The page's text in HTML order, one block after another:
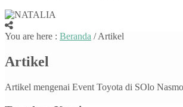
You are here : Beranda /Artikel
Artikel
Artikel mengenai Event Toyota di SOlo